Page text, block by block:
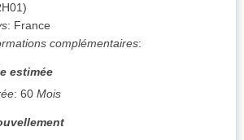
)
: France
complémentaires:
estimée
: 60 Mois